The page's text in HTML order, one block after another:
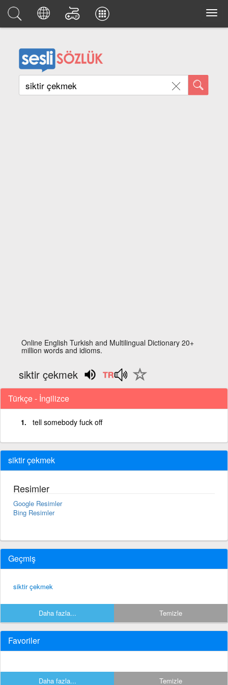
Online English Turkish and Multilingual Dictionary 20+
million words and idioms.
siktir çekmek
Türkçe - İngilizce
tell somebody fuck off
siktir çekmek
Resimler
Google Resimler
Bing Resimler
Geçmiş
siktir çekmek
Daha fazla... Temizle
Favoriler
Daha fazla... Temizle